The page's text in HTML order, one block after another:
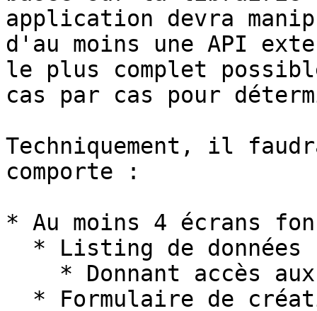
application devra
d'au moins une API
le plus complet
cas par cas pour
Techniquement, il
comporte :
* Au moins 4 écrans